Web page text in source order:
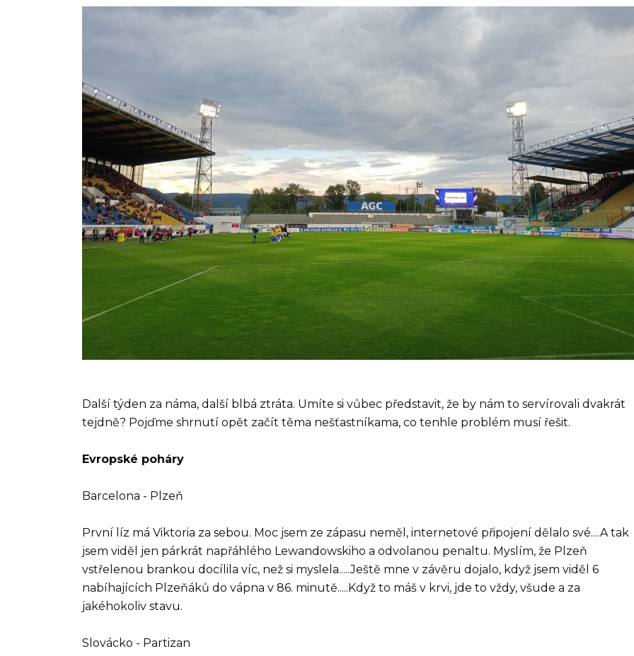
Další týden za náma, další blbá ztráta. Umíte si vůbec představit, že by nám to servírovali dvakrát
tejdně? Pojďme shrnutí opět začít těma nešťastníkama, co tenhle problém musí řešit.
Evropské poháry
Barcelona - Plzeň
První líz má Viktoria za sebou. Moc jsem ze zápasu neměl, internetové připojení dělalo své....A tak
jsem viděl jen párkrát napřáhlého Lewandowskiho a odvolanou penaltu. Myslím, že Plzeň
vstřelenou brankou docílila víc, než si myslela.....Ještě mne v závěru dojalo, když jsem viděl 6
nabíhajících Plzeňáků do vápna v 86. minutě.....Když to máš v krvi, jde to vždy, všude a za
jakéhokoliv stavu.
Slovácko - Partizan